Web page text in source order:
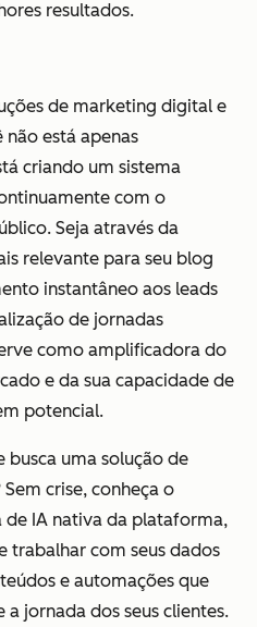
resultados.
de marketing digital e
não está apenas
criando um sistema
com o
Seja através da
relevante para seu blog
instantâneo aos leads
de jornadas
como amplificadora do
e da sua capacidade de
potencial.
busca uma solução de
crise, conheça o
IA nativa da plataforma,
trabalhar com seus dados
e automações que
jornada dos seus clientes.